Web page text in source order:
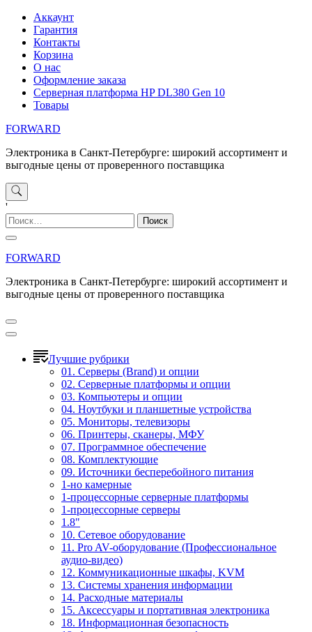
Перейти
содержимому
Аккаунт
Гарантия
Контакты
Корзина
О нас
Оформление заказа
Серверная платформа HP DL380 Gen 10
Товары
FORWARD
Электроника в Санкт-Петербурге: широкий ассортимент и
выгодные цены от проверенного поставщика
'
Найти:
FORWARD
Электроника в Санкт-Петербурге: широкий ассортимент и
выгодные цены от проверенного поставщика
Лучшие рубрики
01. Серверы (Brand) и опции
02. Серверные платформы и опции
03. Компьютеры и опции
04. Ноутбуки и планшетные устройства
05. Мониторы, телевизоры
06. Принтеры, сканеры, МФУ
07. Программное обеспечение
08. Комплектующие
09. Источники бесперебойного питания
1-но камерные
1-процессорные серверные платформы
1-процессорные серверы
1.8"
10. Сетевое оборудование
11. Pro AV-оборудование (Профессиональное
аудио-видео)
12. Коммуникационные шкафы, KVM
13. Системы хранения информации
14. Расходные материалы
15. Аксессуары и портативная электроника
18. Информационная безопасность